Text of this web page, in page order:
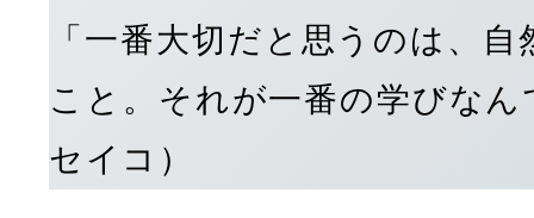
「一番大切だと思うのは、
こと。それが一番の学びな
セイコ）